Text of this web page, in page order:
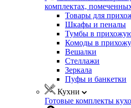
комплектах,
Товары для
Шкафы и пеналы
Тумбы в
Комоды в
Вешалки
Стеллажи
Зеркала
Пуфы и банкетки
Кухни
Готовые комплекты